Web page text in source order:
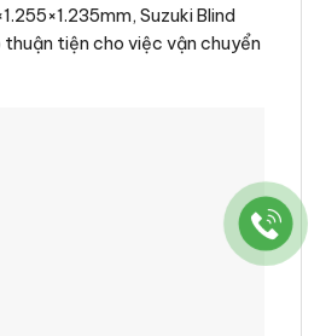
Suzuki Blind
tiện cho việc vận chuyển